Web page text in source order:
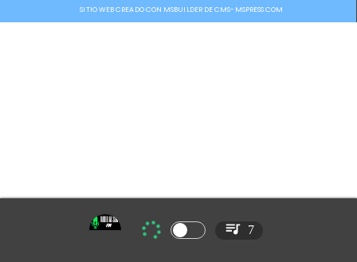
SITIO WEB CREADO CON MSBUILDER DE CMS-MSPRESS.COM
7